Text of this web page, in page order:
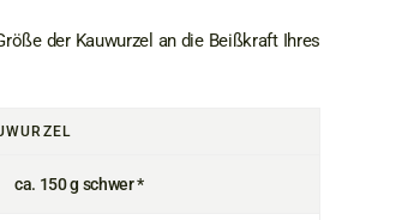
der Kauwurzel an die Beißkraft Ihres
ca. 150 g schwer *